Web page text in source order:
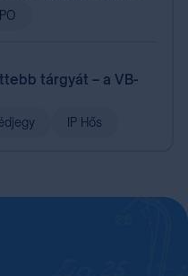
tárgyát – a VB-
IP Hős